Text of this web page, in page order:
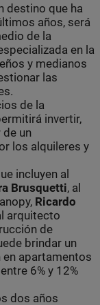
destino que ha
años, será
de la
en la
y medianos
las
de la
invertir,
un
los alquileres y
incluyen al
Brusquetti, al
Ricardo
arquitecto
de
brindar un
en apartamentos
6% y 12%
dos años